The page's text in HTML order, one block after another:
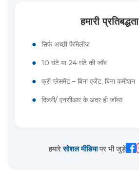
हमारी प्रतिबद्धता
● सिर्फ अच्छी फैमिलीज
● 10 घंटे या 24 घंटे की जॉब
● फ्री प्लेसमेंट – बिना एजेंट, बिना कमीशन
● दिल्ली/ एनसीआर के अंदर ही जॉब्स
हमारेसोशल मीडियापर भी जुड़ें